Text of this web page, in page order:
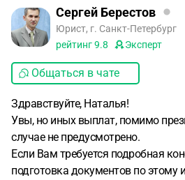
Сергей Берестов
Юрист, г. Санкт-Петербург
рейтинг9.8 Эксперт
Общаться в чате
Здравствуйте, Наталья!
Увы, но иных выплат, помимо
случае не предусмотрено.
Если Вам требуется подробная
подготовка документов по этому